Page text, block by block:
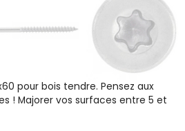
pour bois tendre. Pensez aux
! Majorer vos surfaces entre 5 et